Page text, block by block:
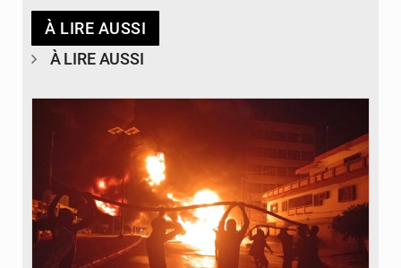
À LIRE AUSSI
À LIRE AUSSI